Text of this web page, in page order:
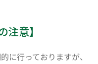
注意】
に行っておりますが、